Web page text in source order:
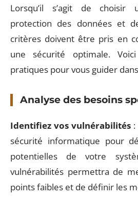
Lorsqu’il s’agit de choisir
protection des données et
critères doivent être pris en
une sécurité optimale.
pratiques pour vous guider
Analyse des besoins
Identifiez vos vulnérabilités
sécurité informatique pour
potentielles de votre
vulnérabilités permettra de
points faibles et de définir les